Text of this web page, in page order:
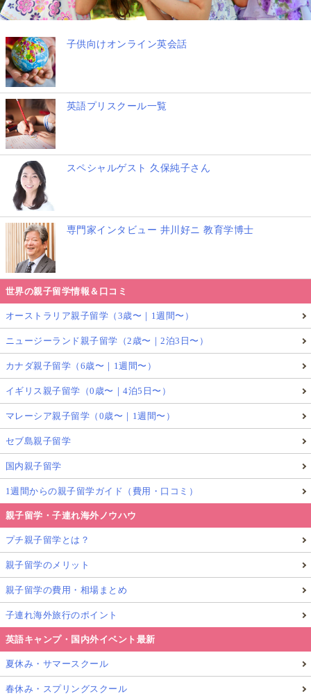
▲英検5級は小学生には難しい？ 独学は可能？
英検5級は一般に
単語・基本文（短い会話や文）が中心です。
目安として、語彙は500〜600語程度
がひとつの基準に
なります。
小学校で英語が必修化された現在は、小学生の学習内
容と重なる領域も増えています。
＼Glolea!［グローリア］編集部補足／
「難しい／簡単」は学年よりも“3つの力”で決ま
ります
音声をまねして言える（発音の上手下手ではな
くマネできる）
アルファベット・単語を見て「だいたい意味が
取れる」
45分前後、途中で投げずに解き切れる
受験者層｜英検5級は小学生の受験も多い？（準
会場で受けやすい）
英検5級は小学生〜中学生の受験が多い級です。
準会場として学校や塾で受けられる場合もあり、初め
ての英検として選ばれやすいのが特徴です。
子供向けオンライン英会話
英語プリスクール一覧
スペシャルゲスト 久保純子さん
専門家インタビュー 井川好ニ 教育学博士
世界の親子留学情報＆口コミ
オーストラリア親子留学（3歳〜｜1週間〜）
ニュージーランド親子留学（2歳〜｜2泊3日〜）
カナダ親子留学（6歳〜｜1週間〜）
イギリス親子留学（0歳〜｜4泊5日〜）
マレーシア親子留学（0歳〜｜1週間〜）
セブ島親子留学
国内親子留学
1週間からの親子留学ガイド（費用・口コミ）
親子留学・子連れ海外ノウハウ
プチ親子留学とは？
親子留学のメリット
親子留学の費用・相場まとめ
子連れ海外旅行のポイント
英語キャンプ・国内外イベント最新
夏休み・サマースクール
春休み・スプリングスクール